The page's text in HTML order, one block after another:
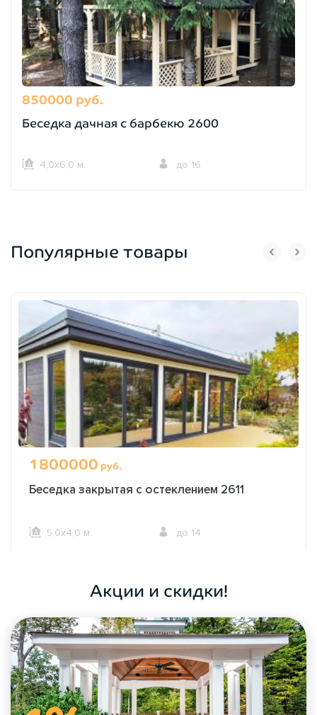
850000 руб.
Беседка дачная с барбекю 2600
4,0х6,0 м. до 16
Популярные товары
1800000 руб.
Беседка закрытая с остеклением 2611
5,0х4,0 м. до 14
Акции и скидки!